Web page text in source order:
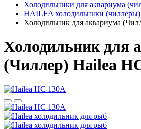
Холодильники для аквариума
HAILEA холодильники (чиллеры)
Холодильник для аквариума
Холодильник для
(Чиллер) Hailea